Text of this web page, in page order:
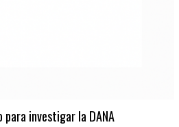
investigar la DANA